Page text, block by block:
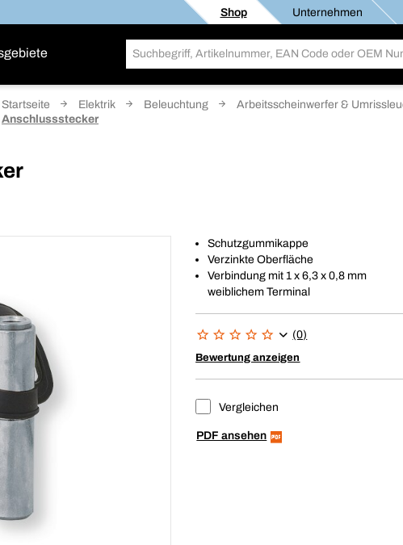
Shop Unternehmen
Startseite Elektrik Beleuchtung Arbeitsscheinwerfer &
Anschlussstecker
Schutzgummikappe
Verzinkte Oberfläche
Verbindung mit 1 x 6,3 x 0,8 mm
weiblichem Terminal
(0)
Bewertung anzeigen
Vergleichen
PDF ansehen